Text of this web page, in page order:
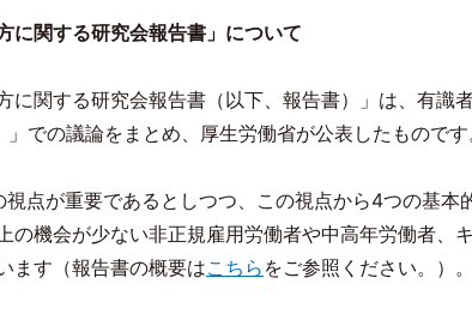
に関する研究会報告書」について
に関する研究会報告書（以下、報告書）」は、有
」での議論をまとめ、厚生労働省が公表したものです
視点が重要であるとしつつ、この視点から4つの基本
の機会が少ない非正規雇用労働者や中高年労働者
ます（報告書の概要はこちら をご参照ください。）。